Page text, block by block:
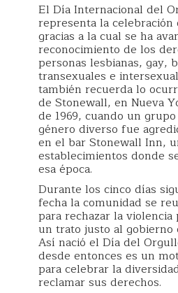
El Día Internacional del
representa la celebración
gracias a la cual se ha
reconocimiento de los
personas lesbianas, gay,
transexuales e
también recuerda lo
de Stonewall, en Nueva
de 1969, cuando un
género diverso fue
en el bar Stonewall Inn,
establecimientos donde
esa época.
Durante los cinco días
fecha la comunidad se
para rechazar la
un trato justo al gobierno
Así nació el Día del
desde entonces es un
para celebrar la
reclamar sus derechos.